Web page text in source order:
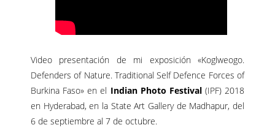
Video presentación de mi exposición «Koglweogo.
Defenders of Nature. Traditional Self Defence Forces of
Burkina Faso» en el Indian Photo Festival(IPF) 2018
en Hyderabad, en la State Art Gallery de Madhapur, del
6 de septiembre al 7 de octubre.